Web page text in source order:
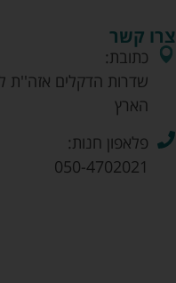
צרו קשר
כתובת:
שדרות הדקלים אזה''ת
הארץ
פלאפון חנות:
050-4702021